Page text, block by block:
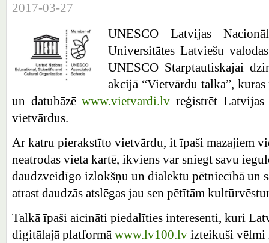
2017-03-27
UNESCO Latvijas
Universitātes Latviešu
UNESCO Starptautiskajai
akcijā “Vietvārdu talka”,
un datubāzēwww.vietvardi.lv reģistrēt Latvijas
vietvārdus.
Ar katru pierakstīto vietvārdu, it īpaši mazajiem
neatrodas vieta kartē, ikviens var sniegt savu
daudzveidīgo izlokšņu un dialektu pētniecībā un
atrast daudzās atslēgas jau sen pētītām
Talkā īpaši aicināti piedalīties interesenti, kuri
digitālajā platformā www.lv100.lv izteikuši vēlmi